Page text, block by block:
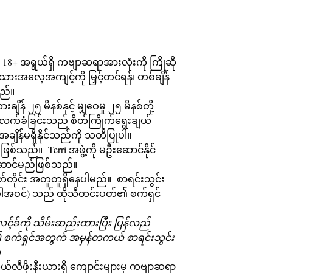
အရွယ်ရှိ ကဗျာဆရာအားလုံးကို ကြိုဆို
းအလေ့အကျင့်ကို မြှင့်တင်ရန်၊ တစ်ချိန်
။
လက်ခံခြင်းသည် စိတ်ကြိုက်ရွေးချယ်
ချိန်မရှိနိုင်သည်ကို သတိပြုပါ။
ောင်မည်ဖြစ်သည်။
အပါအဝင်) သည် ထိုသီတင်းပတ်၏ စက်ရှင်
ကို သိမ်းဆည်းထားပြီး ပြန်လည်
ရှင်အတွက် အမှန်တကယ် စာရင်းသွင်း
နီးယားရှိ ကျောင်းများမှ ကဗျာဆရာ